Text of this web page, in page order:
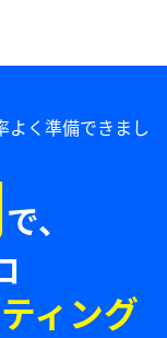
よく準備できまし
で、
ィング